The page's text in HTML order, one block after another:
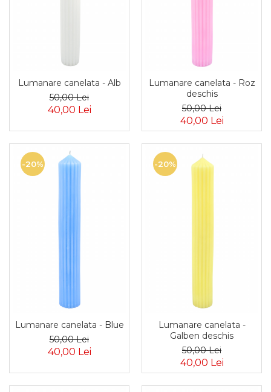
Lumanare canelata - Alb
50,00 Lei
40,00 Lei
Lumanare canelata - Roz
deschis
50,00 Lei
40,00 Lei
-20%
Lumanare canelata - Blue
50,00 Lei
40,00 Lei
-20%
Lumanare canelata -
Galben deschis
50,00 Lei
40,00 Lei